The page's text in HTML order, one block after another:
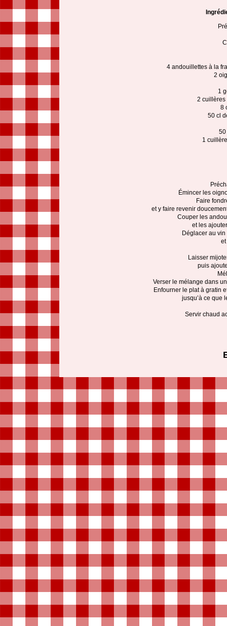
4 andouillettes à la
2
1
2 cuillères
8
50 cl
50
1
Émincer les
Faire
et y faire revenir
Couper les
et les
Déglacer au
Laisser
puis
Verser le mélange dans
Enfourner le plat à gratin
jusqu’à ce que
Servir chaud